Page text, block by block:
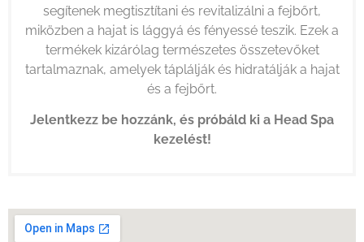
segítenek megtisztítani és revitalizálni a fejbőrt,
miközben a hajat is lággyá és fényessé teszik. Ezek a
termékek kizárólag természetes összetevőket
tartalmaznak, amelyek táplálják és hidratálják a hajat
és a fejbőrt.
Jelentkezz be hozzánk, és próbáld ki a Head Spa
kezelést!